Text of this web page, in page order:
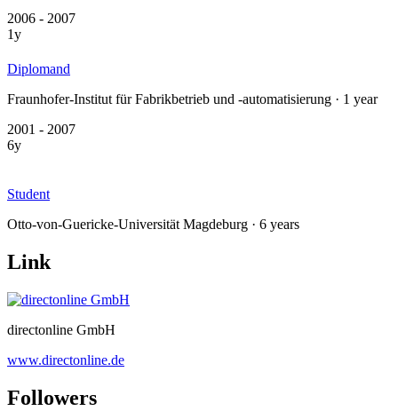
2006 - 2007
1y
Diplomand
Fraunhofer-Institut für Fabrikbetrieb und -automatisierung · 1 year
2001 - 2007
6y
Student
Otto-von-Guericke-Universität Magdeburg · 6 years
Link
directonline GmbH
www.directonline.de
Followers